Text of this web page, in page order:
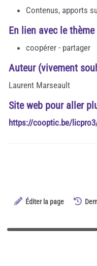
Contenus, apports
En lien avec le thème
coopérer - partager
Auteur (vivement
Laurent Marseault
Site web pour aller
https://cooptic.be/
Éditer la page